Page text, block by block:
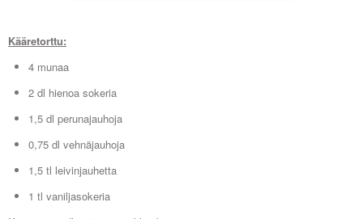
Kääretorttu:
4 munaa
2 dl hienoa sokeria
1,5 dl perunajauhoja
0,75 dl vehnäjauhoja
1,5 tl leivinjauhetta
1 tl vaniljasokeria